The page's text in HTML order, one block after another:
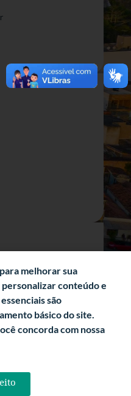
melhorar sua
conteúdo e
são
básico do site.
concorda com nossa